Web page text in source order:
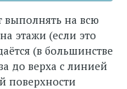
выполнять на всю
этажи (если это
(в большинстве
до верха с линией
поверхности